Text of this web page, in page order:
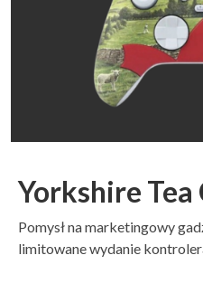
Yorkshire
Pomysł na marketingowy
limitowane wydanie